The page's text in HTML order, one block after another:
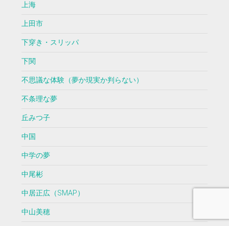
上海
上田市
下穿き・スリッパ
下関
不思議な体験（夢か現実か判らない）
不条理な夢
丘みつ子
中国
中学の夢
中尾彬
中居正広（SMAP）
中山美穂